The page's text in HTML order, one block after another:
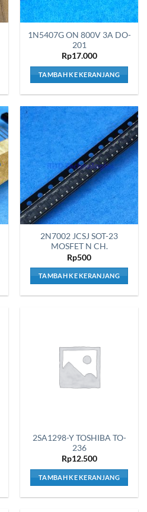
1N5407G ON 800V 3A DO-
201
Rp17.000
TAMBAH KE KERANJANG
2N7002 JCSJ SOT-23
MOSFET N CH.
Rp500
TAMBAH KE KERANJANG
2SA1298-Y TOSHIBA TO-
236
Rp12.500
TAMBAH KE KERANJANG